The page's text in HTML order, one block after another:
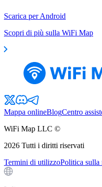
Scarica per Android
Scopri di più sulla WiFi Map
Mappa onlineBlogCentro
WiFi Map LLC ©
2026 Tutti i diritti riservati
Termini di utilizzoPolitica sulla